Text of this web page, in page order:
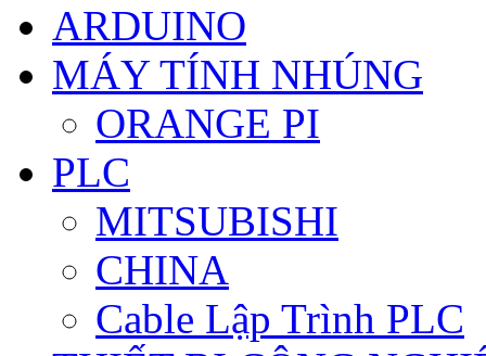
ARDUINO
MÁY TÍNH NHÚNG
ORANGE PI
PLC
MITSUBISHI
CHINA
Cable Lập Trình PLC